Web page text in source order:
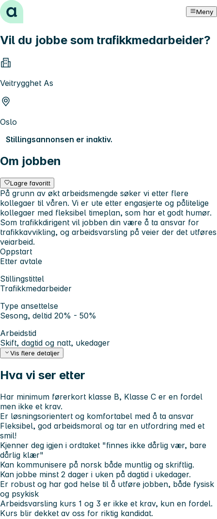
Hopp til innhold Meny
Vil du jobbe som trafikkmedarbeider?
Veitrygghet As
Oslo
Stillingsannonsen er inaktiv.
Om jobben
Lagre favoritt
På grunn av økt arbeidsmengde søker vi etter flere
kollegaer til våren. Vi er ute etter engasjerte og pålitelige
kollegaer med fleksibel timeplan, som har et godt humør.
Som trafikkdirigent vil jobben din være å ta ansvar for
trafikkavvikling, og arbeidsvarsling på veier der det utføres
veiarbeid.
Oppstart
Etter avtale
Stillingstittel
Trafikkmedarbeider
Type ansettelse
Sesong, deltid 20% - 50%
Arbeidstid
Skift, dagtid og natt, ukedager
Vis flere detaljer
Hva vi ser etter
Har minimum førerkort klasse B, Klasse C er en fordel
men ikke et krav.
Er løsningsorientert og komfortabel med å ta ansvar
Fleksibel, god arbeidsmoral og tar en utfordring med et
smil!
Kjenner deg igjen i ordtaket "finnes ikke dårlig vær, bare
dårlig klær"
Kan kommunisere på norsk både muntlig og skriftlig.
Kan jobbe minst 2 dager i uken på dagtid i ukedager.
Er robust og har god helse til å utføre jobben, både fysisk
og psykisk
Arbeidsvarsling kurs 1 og 3 er ikke et krav, kun en fordel.
Kurs blir dekket av oss for riktig kandidat.